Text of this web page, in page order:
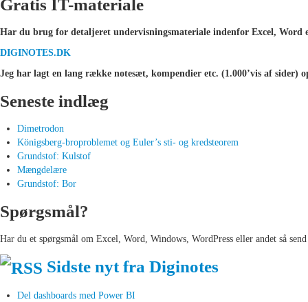
Gratis IT-materiale
Har du brug for detaljeret undervisningsmateriale indenfor Excel, Word
DIGINOTES.DK
Jeg har lagt en lang række notesæt, kompendier etc. (1.000’vis af
Seneste indlæg
Dimetrodon
Königsberg-broproblemet og Euler’s sti- og kredsteorem
Grundstof: Kulstof
Mængdelære
Grundstof: Bor
Spørgsmål?
Har du et spørgsmål om Excel, Word, Windows, WordPress eller andet så
Sidste nyt fra Diginotes
Del dashboards med Power BI